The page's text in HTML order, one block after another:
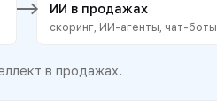
ИИ в продажах
скоринг, ИИ-агенты, чат-боты
в продажах.